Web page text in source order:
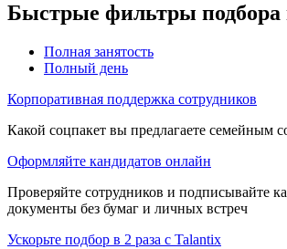
Быстрые фильтры подбора
Полная занятость
Полный день
Корпоративная поддержка сотрудников
Какой соцпакет вы предлагаете семейным
Оформляйте кандидатов онлайн
Проверяйте сотрудников и подписывайте
документы без бумаг и личных встреч
Ускорьте подбор в 2 раза с Talantix